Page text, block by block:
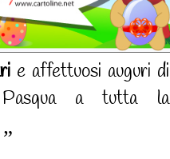
e affettuosi auguri di
Pasqua a tutta la